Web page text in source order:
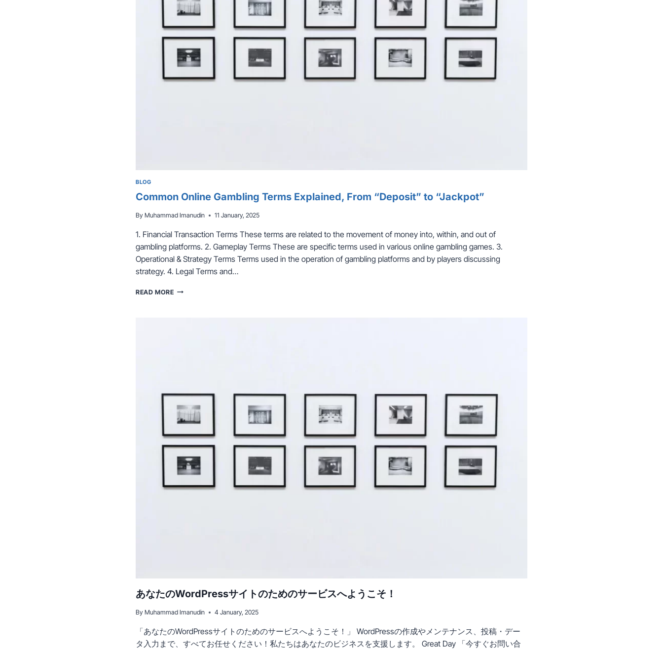
BLOG
Common Online Gambling Terms Explained, From “Deposit” to “Jackpot”
By Muhammad Imanudin 11 January, 2025
1. Financial Transaction Terms These terms are related to the movement of money into, within, and out of
gambling platforms. 2. Gameplay Terms These are specific terms used in various online gambling games. 3.
Operational & Strategy Terms Terms used in the operation of gambling platforms and by players discussing
strategy. 4. Legal Terms and…
READ MORECOMMON
あなたのWordPressサイトのためのサービスへようこそ！
By Muhammad Imanudin 4 January, 2025
「あなたのWordPressサイトのためのサービスへようこそ！」 WordPressの作成やメンテナンス、投稿・デー
タ入力まで、すべてお任せください！私たちはあなたのビジネスを支援します。 Great Day 「今すぐお問い合